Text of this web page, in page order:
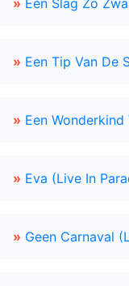
» Een Slag Zo
» Een Tip Van De
» Een
» Eva (Live In
» Geen Carnaval